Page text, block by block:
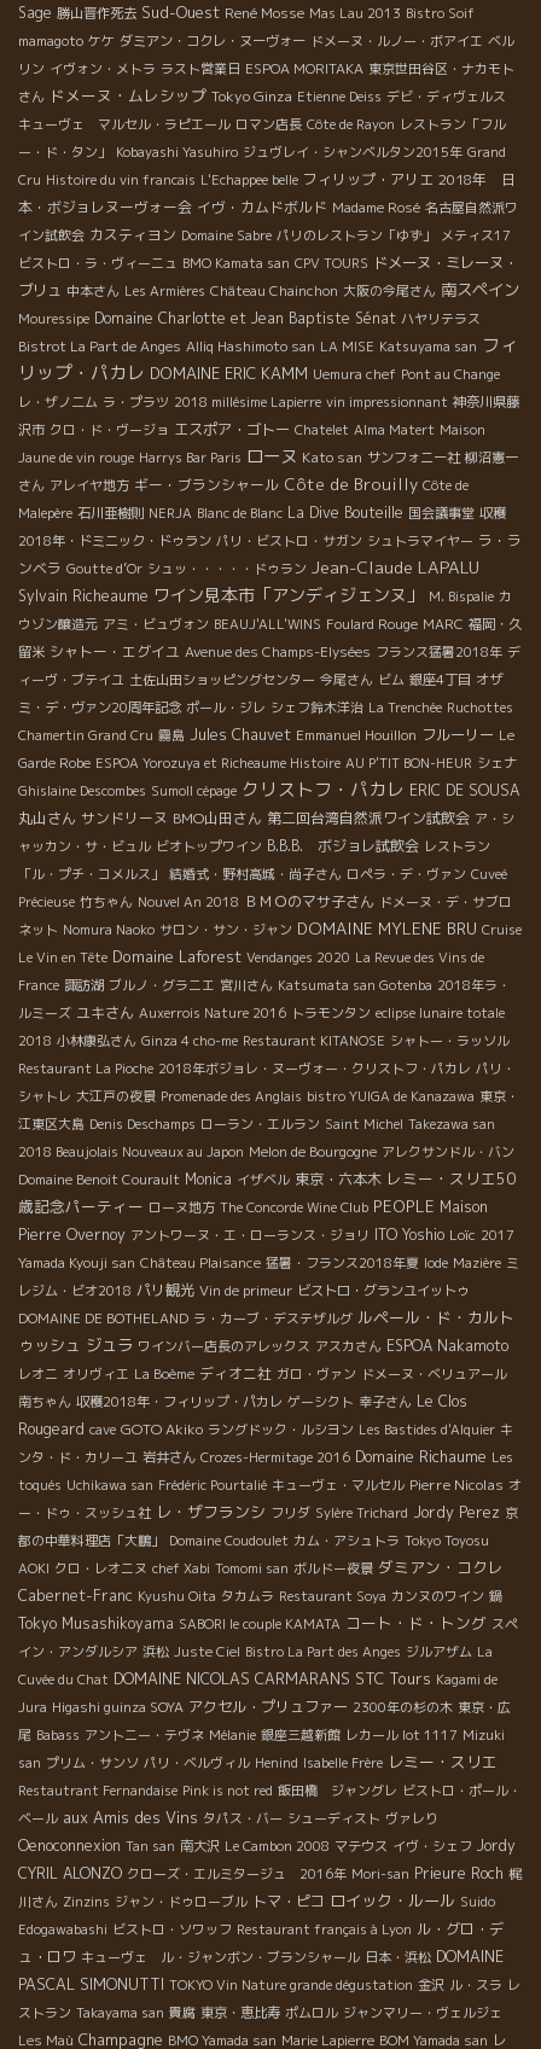
Sage 勝山晋作死去 Sud-Ouest René Mosse Mas Lau 2013 Bistro Soif
mamagoto ケケ ダミアン・コクレ・ヌーヴォー ドメーヌ・ルノー・ボアイエ ベル
リン イヴォン・メトラ ラスト営業日 ESPOA MORITAKA 東京世田谷区・ナカモト
さん ドメーヌ・ムレシップ Tokyo Ginza Etienne Deiss デビ・ディヴェルス
キューヴェ マルセル・ラピエール ロマン店長 Côte de Rayon レストラン「フル
ー・ド・タン」
Kobayashi Yasuhiro ジュヴレイ・シャンベルタン2015年 Grand
Cru Histoire du vin francais L'Echappee belle フィリップ・アリエ 2018年 日
本・ボジョレヌーヴォー会 イヴ・カムドボルド Madame Rosé 名古屋自然派ワ
イン試飲会 カスティヨン Domaine Sabre パリのレストラン「ゆず」
メティス17
ビストロ・ラ・ヴィーニュ BMO Kamata san CPV TOURS ドメーヌ・ミレーヌ・
ブリュ 中本さん Les Armières Château Chainchon 大阪の今尾さん 南スペイン
Mouressipe Domaine Charlotte et Jean Baptiste Sénat ハヤリテラス
Bistrot La Part de Anges Alliq Hashimoto san LA MISE Katsuyama san フィ
リップ・パカレ DOMAINE ERIC KAMM Uemura chef Pont au Change
レ・ザノ二ム ラ・プラツ 2018 millésime Lapierre vin impressionnant 神奈川県藤
沢市 クロ・ド・ヴージョ エスポア・ゴトー Chatelet Alma Matert Maison
Jaune de vin rouge Harrys Bar Paris ローヌ Kato san サンフォニー社 柳沼憲一
さん アレイヤ地方 ギー・ブランシャール Côte de Brouilly Côte de
Malepère 石川亜樹則 NERJA Blanc de Blanc La Dive Bouteille 国会議事堂 収穫
2018年・ドミニック・ドゥラン パリ・ビストロ・サガン シュトラマイヤー ラ・ラ
ンベラ Goutte d’Or シュッ・・・・・ドゥラン Jean-Claude LAPALU
Sylvain Richeaume ワイン見本市「アンディジェンヌ」 M. Bispalie カ
ウゾン醸造元 アミ・ビュヴォン BEAUJ'ALL'WINS Foulard Rouge MARC 福岡・久
留米 シャトー・エグイユ Avenue des Champs-Elysées フランス猛暑2018年 デ
ィーヴ・ブテイユ 土佐山田ショッピングセンター 今尾さん ビム 銀座4丁目 オザ
ミ・デ・ヴァン20周年記念 ポール・ジレ シェフ鈴木洋治 La Trenchée Ruchottes
Chamertin Grand Cru 霧島 Jules Chauvet Emmanuel Houillon フルーリー Le
Garde Robe ESPOA Yorozuya et Richeaume Histoire AU P'TIT BON-HEUR シェナ
Ghislaine Descombes Sumoll cépage クリストフ・パカレ ERIC DE SOUSA
丸山さん サンドリーヌ BMO山田さん 第二回台湾自然派ワイン試飲会 ア・シ
ャッカン・サ・ビュル ビオトップワイン B.B.B. ボジョレ試飲会 レストラン
「ル・プチ・コメルス」
結婚式・野村高城・尚子さん ロペラ・デ・ヴァン Cuveé
Précieuse 竹ちゃん Nouvel An 2018 ＢＭＯのマサ子さん ドメーヌ・デ・サブロ
ネット Nomura Naoko サロン・サン・ジャン DOMAINE MYLENE BRU Cruise
Le Vin en Tête Domaine Laforest Vendanges 2020 La Revue des Vins de
France 諏訪湖 ブルノ・グラニエ 宮川さん Katsumata san Gotenba 2018年ラ・
ルミーズ ユキさん Auxerrois Nature 2016 トラモンタン eclipse lunaire totale
2018 小林康弘さん Ginza 4 cho-me Restaurant KITANOSE シャトー・ラッソル
Restaurant La Pioche 2018年ボジョレ・ヌーヴォー・クリストフ・パカレ パリ・
シャトレ 大江戸の夜景 Promenade des Anglais bistro YUIGA de Kanazawa 東京・
江東区大島 Denis Deschamps ローラン・エルラン Saint Michel Takezawa san
2018 Beaujolais Nouveaux au Japon Melon de Bourgogne アレクサンドル・バン
Domaine Benoit Courault Monica イザベル 東京・六本木 レミー・スリエ50
歳記念パーティー ローヌ地方 The Concorde Wine Club PEOPLE Maison
Pierre Overnoy アントワーヌ・エ・ローランス・ジョリ ITO Yoshio Loïc 2017
Yamada Kyouji san Château Plaisance 猛暑・フランス2018年夏 Iode Mazière ミ
レジム・ビオ2018 パリ観光 Vin de primeur ビストロ・グランユイットゥ
DOMAINE DE BOTHELAND ラ・カーブ・デステザルグ ルペール・ド・カルト
ゥッシュ ジュラ ワインバー店長のアレックス アスカさん ESPOA Nakamoto
レオニ オリヴィエ La Boème ディオニ社 ガロ・ヴァン ドメーヌ・ベリュアール
南ちゃん 収穫2018年・フィリップ・パカレ ゲーシクト 幸子さん Le Clos
Rougeard cave GOTO Akiko ラングドック・ルシヨン Les Bastides d'Alquier キ
ンタ・ド・カリーユ 岩井さん Crozes-Hermitage 2016 Domaine Richaume Les
toqués Uchikawa san Frédéric Pourtalié キューヴェ・マルセル Pierre Nicolas オ
ー・ドゥ・スッシュ社 レ・ザフランシ フリダ Sylère Trichard Jordy Perez 京
都の中華料理店「大鵬」
Domaine Coudoulet カム・アシュトラ Tokyo Toyosu
AOKI クロ・レオニヌ chef Xabi Tomomi san ボルドー夜景 ダミアン・コクレ
Cabernet-Franc Kyushu Oita タカムラ Restaurant Soya カンヌのワイン 鍋
Tokyo Musashikoyama SABORI le couple KAMATA コート・ド・トング スペ
イン・アンダルシア 浜松 Juste Ciel Bistro La Part des Anges ジルアザム La
Cuvée du Chat DOMAINE NICOLAS CARMARANS STC Tours Kagami de
Jura Higashi guinza SOYA アクセル・プリュファー 2300年の杉の木 東京・広
尾 Babass アントニー・テヴネ Mélanie 銀座三越新館 レカール lot 1117 Mizuki
san プリム・サンソ パリ・ベルヴィル Henind Isabelle Frère レミー・スリエ
Restautrant Fernandaise Pink is not red 飯田橋 ジャングレ ビストロ・ポール・
ベール aux Amis des Vins タパス・バー シューディスト ヴァレり
Oenoconnexion Tan san 南大沢 Le Cambon 2008 マテウス イヴ・シェフ Jordy
CYRIL ALONZO クローズ・エルミタージュ 2016年 Mori-san Prieure Roch 梶
川さん Zinzins ジャン・ドゥローブル トマ・ピコ ロイック・ルール Suido
Edogawabashi ビストロ・ソワッフ Restaurant français à Lyon ル・グロ・デ
ュ・ロワ キューヴェ ル・ジャンボン・ブランシャール 日本・浜松 DOMAINE
PASCAL SIMONUTTI TOKYO Vin Nature grande dégustation 金沢 ル・スラ レ
ストラン Takayama san 貴腐 東京・恵比寿 ポムロル ジャンマリー・ヴェルジェ
Les Maù Champagne BMO Yamada san Marie Lapierre BOM Yamada san レ